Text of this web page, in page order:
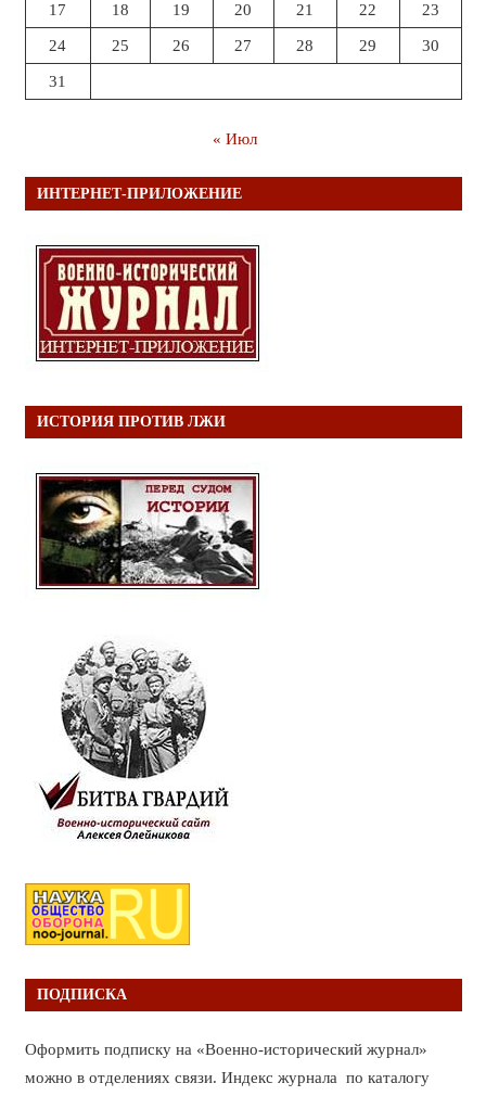
17 18 19 20 21 22 23
24 25 26 27 28 29 30
31
« Июл
ИНТЕРНЕТ-ПРИЛОЖЕНИЕ
ИСТОРИЯ ПРОТИВ ЛЖИ
ПОДПИСКА
Оформить подписку на «Военно-исторический журнал»
можно в отделениях связи. Индекс журнала по каталогу